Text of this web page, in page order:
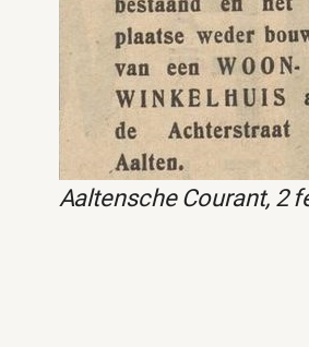
Aaltensche Courant, 2